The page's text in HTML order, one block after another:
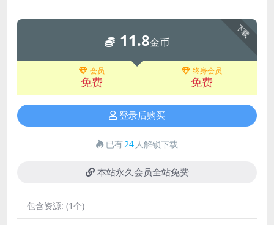
下载
11.8金币
会员
免费
终身会员
免费
登录后购买
已有24 人解锁下载
本站永久会员全站免费
包含资源: (1个)